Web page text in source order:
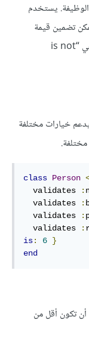
يستخدم
تضمين قيمة
الخصّيصة. رسالة الخطأ الافتراضية لهذا المساعد هي “is not
خيارات مختلفة
class Person
validates
:
validates
:
validates
:
validates
:
is: 6 }
end
تكون أقل من